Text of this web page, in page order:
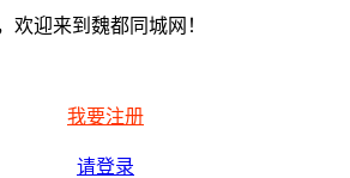
欢迎来到魏都同城网！
我要注册
请登录